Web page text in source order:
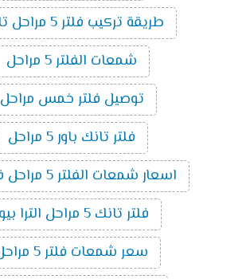
طريقة تركيب فلتر 5 مراحل تانك
شمعات الفلتر 5 مراحل
توصيل فلتر خمس مراحل
فلتر تانك باور 5 مراحل
اسعار شمعات الفلتر 5 مراحل فريش
فلتر تانك 5 مراحل الترا بيور
سعر شمعات فلتر 5 مراحل